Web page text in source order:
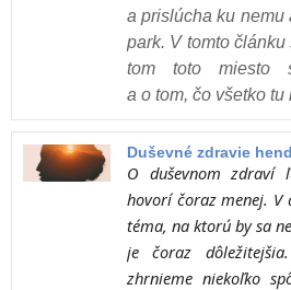
a prislúcha ku nemu
park. V tomto
tom toto miesto
a o tom, čo všetko
Duševné zdravie
O duševnom zdraví
hovorí čoraz menej. V
téma, na ktorú by sa
je čoraz
zhrnieme niekoľko